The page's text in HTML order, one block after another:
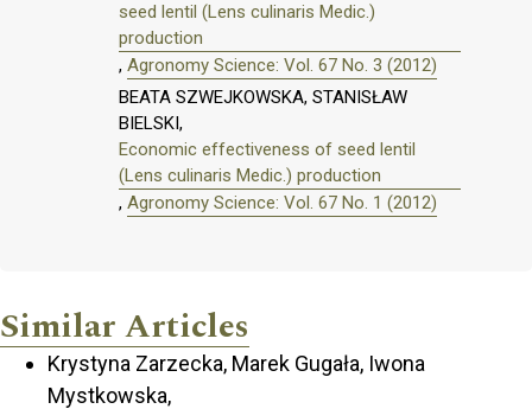
seed lentil (Lens culinaris Medic.)
production
, Agronomy Science: Vol. 67 No. 3 (2012)
BEATA SZWEJKOWSKA, STANISŁAW
BIELSKI,
Economic effectiveness of seed lentil
(Lens culinaris Medic.) production
, Agronomy Science: Vol. 67 No. 1 (2012)
Similar Articles
Krystyna Zarzecka, Marek Gugała, Iwona
Mystkowska,